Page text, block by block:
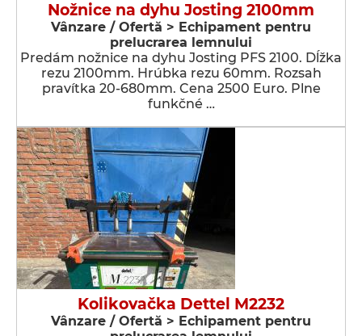
Nožnice na dyhu Josting 2100mm
Vânzare / Ofertă > Echipament pentru
prelucrarea lemnului
Predám nožnice na dyhu Josting PFS 2100. Dĺžka
rezu 2100mm. Hrúbka rezu 60mm. Rozsah
pravítka 20-680mm. Cena 2500 Euro. Plne
funkčné …
Kolikovačka Dettel M2232
Vânzare / Ofertă > Echipament pentru